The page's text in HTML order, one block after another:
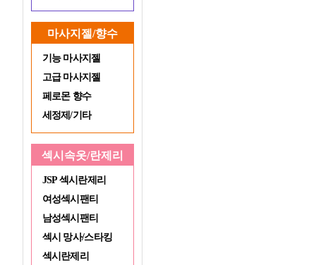
마사지젤/향수
기능 마사지젤
고급 마사지젤
페로몬 향수
세정제/기타
섹시속옷/란제리
JSP 섹시란제리
여성섹시팬티
남성섹시팬티
섹시 망사/스타킹
섹시란제리